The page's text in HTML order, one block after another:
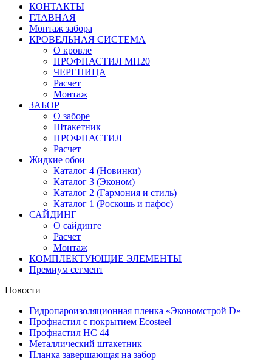
КОНТАКТЫ
ГЛАВНАЯ
Монтаж забора
КРОВЕЛЬНАЯ СИСТЕМА
О кровле
ПРОФНАСТИЛ МП20
ЧЕРЕПИЦА
Расчет
Монтаж
ЗАБОР
О заборе
Штакетник
ПРОФНАСТИЛ
Расчет
Жидкие обои
Каталог 4 (Новинки)
Каталог 3 (Эконом)
Каталог 2 (Гармония и стиль)
Каталог 1 (Роскошь и пафос)
САЙДИНГ
О сайдинге
Расчет
Монтаж
КОМПЛЕКТУЮЩИЕ ЭЛЕМЕНТЫ
Премиум сегмент
Новости
Гидропароизоляционная пленка «Экономстрой D»
Профнастил с покрытием Ecosteel
Профнастил НС 44
Металлический штакетник
Планка завершающая на забор